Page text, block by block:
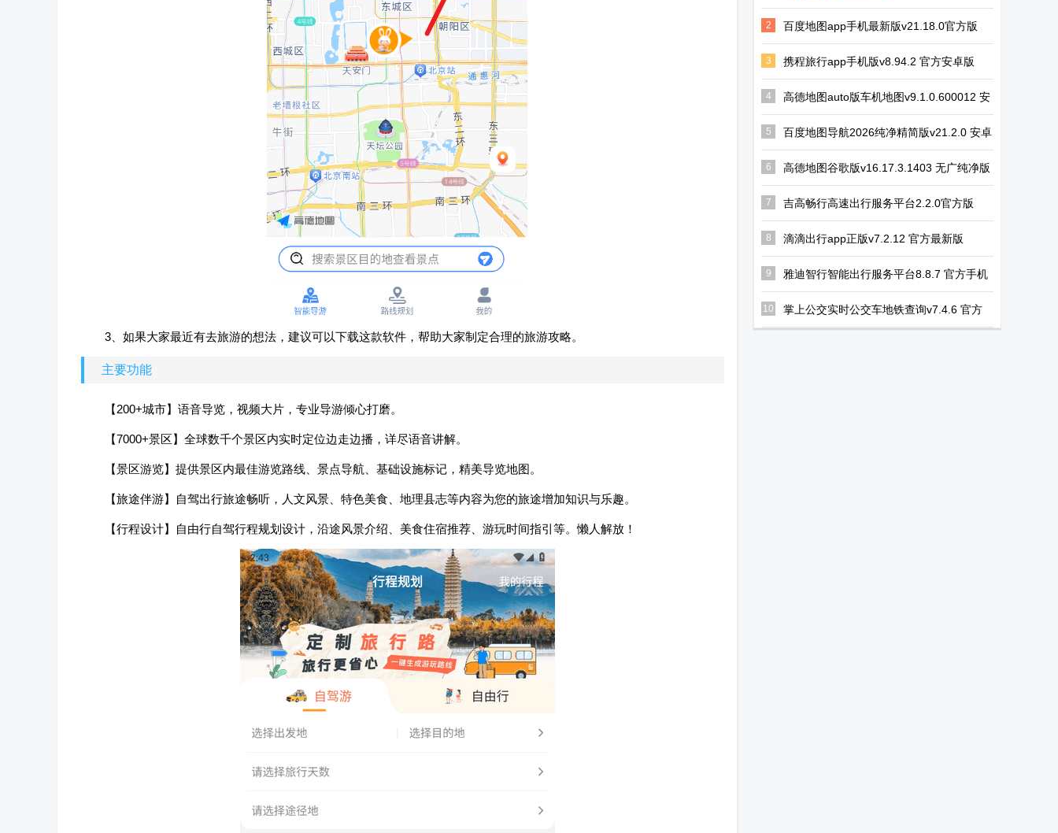
3、如果大家最近有去旅游的想法，建议可以下载这款软件，帮助大家制定合理的旅游攻略。
主要功能
【200+城市】语音导览，视频大片，专业导游倾心打磨。
【7000+景区】全球数千个景区内实时定位边走边播，详尽语音讲解。
【景区游览】提供景区内最佳游览路线、景点导航、基础设施标记，精美导览地图。
【旅途伴游】自驾出行旅途畅听，人文风景、特色美食、地理县志等内容为您的旅途增加知识与乐趣。
【行程设计】自由行自驾行程规划设计，沿途风景介绍、美食住宿推荐、游玩时间指引等。懒人解放！
2 百度地图app手机最新版v21.18.0官方版
3 携程旅行app手机版v8.94.2 官方安卓版
4
高德地图auto版车机地图v9.1.0.600012 安
卓最新版
5
百度地图导航2026纯净精简版v21.2.0 安卓
版
6 高德地图谷歌版v16.17.3.1403 无广纯净版
7 吉高畅行高速出行服务平台2.2.0官方版
8 滴滴出行app正版v7.2.12 官方最新版
9
雅迪智行智能出行服务平台8.8.7 官方手机
版
10
掌上公交实时公交车地铁查询v7.4.6 官方
手机版